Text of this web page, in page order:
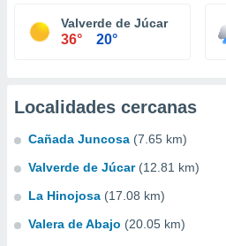
Valverde de Júcar
36° 20°
Localidades cercanas
Cañada Juncosa (7.65 km)
Valverde de Júcar (12.81 km)
La Hinojosa (17.08 km)
Valera de Abajo (20.05 km)